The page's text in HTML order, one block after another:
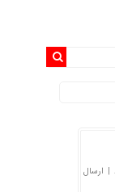
| ارسال